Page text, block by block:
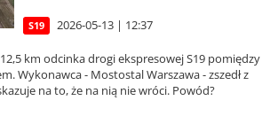
S19 2026-05-13 | 12:37
km odcinka drogi ekspresowej S19 pomiędzy
Wykonawca - Mostostal Warszawa - zszedł z
na to, że na nią nie wróci. Powód?